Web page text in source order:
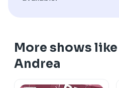
More shows
Andrea